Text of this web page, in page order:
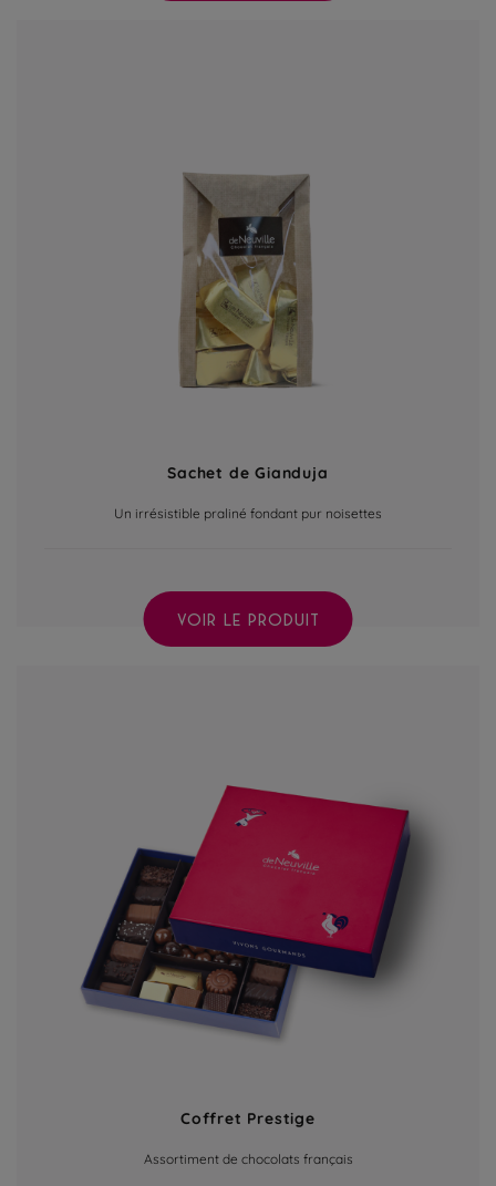
Sachet de Gianduja
Un irrésistible praliné fondant pur noisettes
VOIR LE PRODUIT
Coffret Prestige
Assortiment de chocolats français